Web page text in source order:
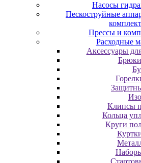
Насосы
Пескоструйные
Прессы и
Расходные
Аксессуары
Клипсы
Кольца
Круги